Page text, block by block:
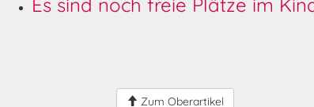
Es sind noch freie Plätze im
Zum Oberartikel